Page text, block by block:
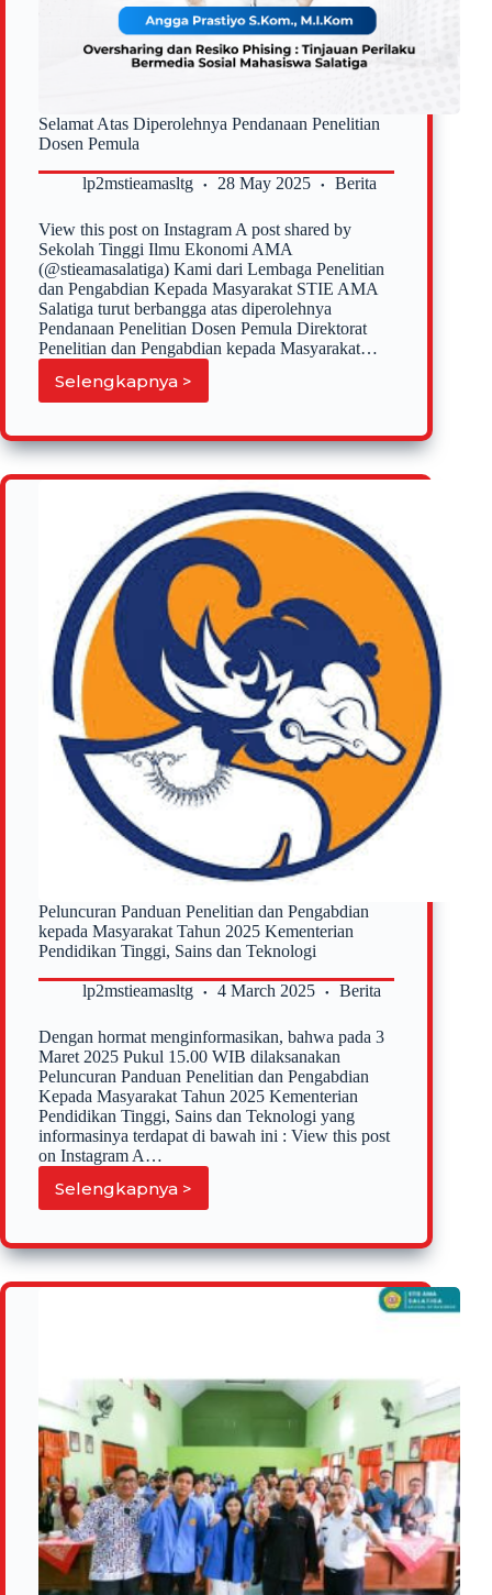
LP2M
STIE
AMA
Selamat Atas Diperolehnya Pendanaan Penelitian
Dosen Pemula
lp2mstieamasltg 28 May 2025 Berita
View this post on Instagram A post shared by
Sekolah Tinggi Ilmu Ekonomi AMA
(@stieamasalatiga) Kami dari Lembaga Penelitian
dan Pengabdian Kepada Masyarakat STIE AMA
Salatiga turut berbangga atas diperolehnya
Pendanaan Penelitian Dosen Pemula Direktorat
Penelitian dan Pengabdian kepada Masyarakat…
Selengkapnya >
Selamat
Diperolehnya
Pendanaan
Penelitian
Pemula
Peluncuran Panduan Penelitian dan Pengabdian
kepada Masyarakat Tahun 2025 Kementerian
Pendidikan Tinggi, Sains dan Teknologi
lp2mstieamasltg 4 March 2025 Berita
Dengan hormat menginformasikan, bahwa pada 3
Maret 2025 Pukul 15.00 WIB dilaksanakan
Peluncuran Panduan Penelitian dan Pengabdian
Kepada Masyarakat Tahun 2025 Kementerian
Pendidikan Tinggi, Sains dan Teknologi yang
informasinya terdapat di bawah ini : View this post
on Instagram A…
Selengkapnya >
Peluncuran
Penelitian
dan
Pengabdian
Kementerian
Pendidikan
Sains
dan
Teknologi